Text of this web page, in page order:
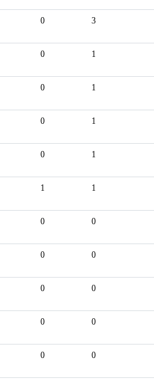
0 3
0 1
0 1
0 1
0 1
1 1
0 0
0 0
0 0
0 0
0 0